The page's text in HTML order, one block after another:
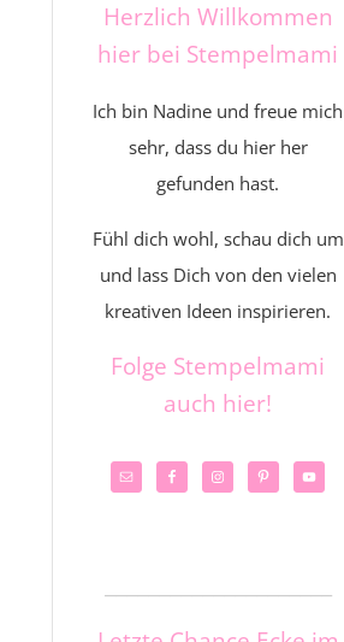
Herzlich Willkommen
hier bei Stempelmami
Ich bin Nadine und freue mich
sehr, dass du hier her
gefunden hast.
Fühl dich wohl, schau dich um
und lass Dich von den vielen
kreativen Ideen inspirieren.
Folge Stempelmami
auch hier!